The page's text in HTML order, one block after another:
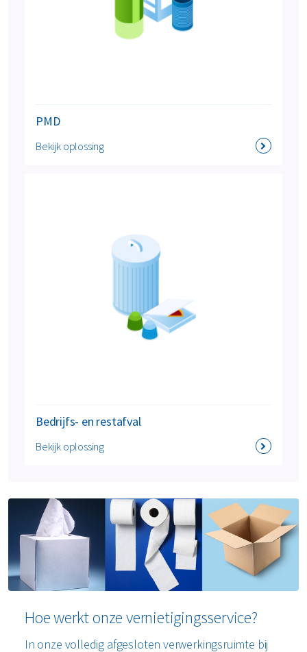
PMD
Bekijk oplossing
Bedrijfs- en restafval
Bekijk oplossing
Hoe werkt onze vernietigingsservice?
In onze volledig afgesloten verwerkingsruimte bij